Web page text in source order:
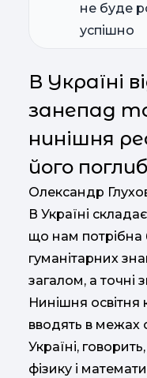
не буде
успішно
В Україні
занепад
нинішня
його
Олександр
В Україні
що нам потрібна
гуманітарних
загалом, а точні
Нинішня освітня
вводять в межах
Україні,
фізику і